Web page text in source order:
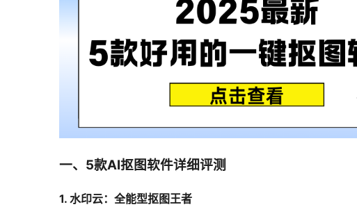
一、5款AI抠图软件详细评测
1. 水印云：全能型抠图王者